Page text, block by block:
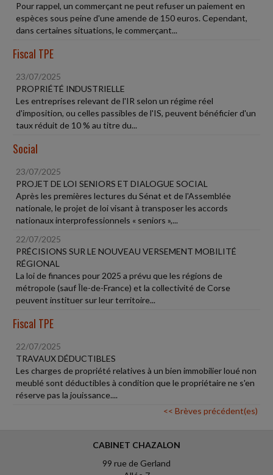
Pour rappel, un commerçant ne peut refuser un paiement en
espèces sous peine d'une amende de 150 euros. Cependant,
dans certaines situations, le commerçant...
Fiscal TPE
23/07/2025
PROPRIÉTÉ INDUSTRIELLE
Les entreprises relevant de l'IR selon un régime réel
d'imposition, ou celles passibles de l'IS, peuvent bénéficier d'un
taux réduit de 10 % au titre du...
Social
23/07/2025
PROJET DE LOI SENIORS ET DIALOGUE SOCIAL
Après les premières lectures du Sénat et de l'Assemblée
nationale, le projet de loi visant à transposer les accords
nationaux interprofessionnels « seniors »,...
22/07/2025
PRÉCISIONS SUR LE NOUVEAU VERSEMENT MOBILITÉ
RÉGIONAL
La loi de finances pour 2025 a prévu que les régions de
métropole (sauf Île-de-France) et la collectivité de Corse
peuvent instituer sur leur territoire...
Fiscal TPE
22/07/2025
TRAVAUX DÉDUCTIBLES
Les charges de propriété relatives à un bien immobilier loué non
meublé sont déductibles à condition que le propriétaire ne s'en
réserve pas la jouissance....
<< Brèves précédent(es)
CABINET CHAZALON
99 rue de Gerland